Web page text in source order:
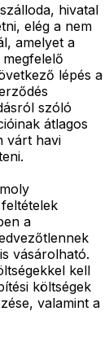
hivatal
elég a nem
amelyet a
lépés a
szóló
átlagos
várt havi
a
vásárolható.
kell
költségek
valamint a